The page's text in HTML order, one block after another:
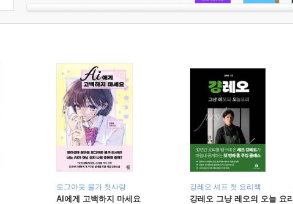
로그아웃 불가 첫사랑
AI에게 고백하지 마세요
강레오 셰프 첫 요리책
걍레오 그냥 레오의 오늘 요리